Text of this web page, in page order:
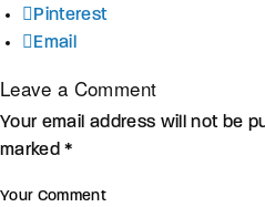
Pinterest
Email
Leave a Comment
Your email address will not be
marked *
Your Comment